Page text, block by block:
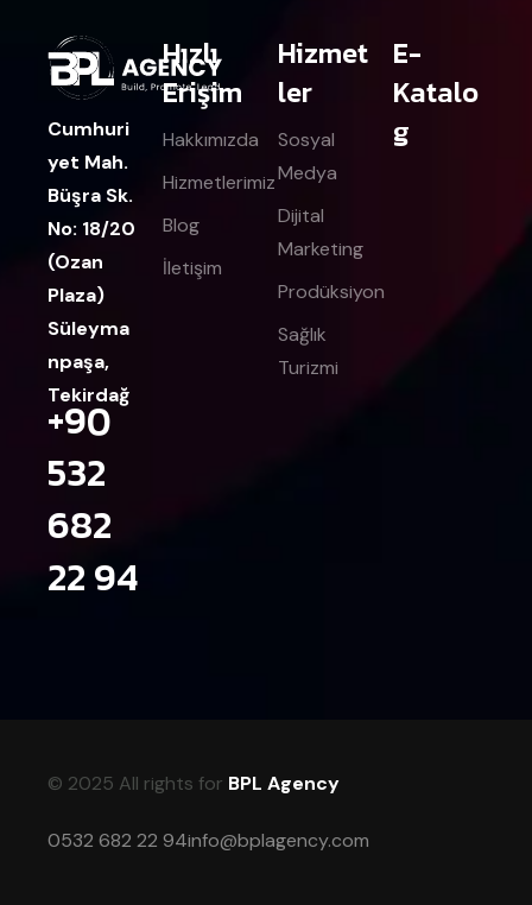
Cumhuri
yet Mah.
Büşra Sk.
No: 18/20
(Ozan
Plaza)
Süleyma
npaşa,
Tekirdağ
+90
532
682
22 94
Hızlı
Erişim
Hakkımızda
Hizmetlerimiz
Blog
İletişim
Hizmet
ler
Sosyal
Medya
Dijital
Marketing
Prodüksiyon
Sağlık
Turizmi
E-
Katalo
g
© 2025 All rights for BPL Agency
0532 682 22 94info@bplagency.com